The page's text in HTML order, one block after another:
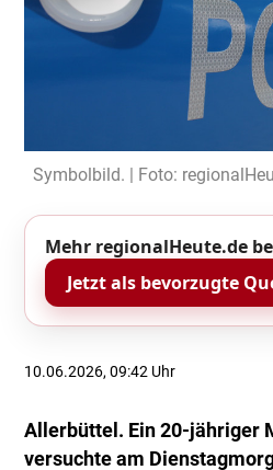
Symbolbild. | Foto:
Mehr regionalHeute.de
Jetzt als bevorzugte
10.06.2026, 09:42 Uhr
Allerbüttel. Ein 20-jähriger
versuchte am